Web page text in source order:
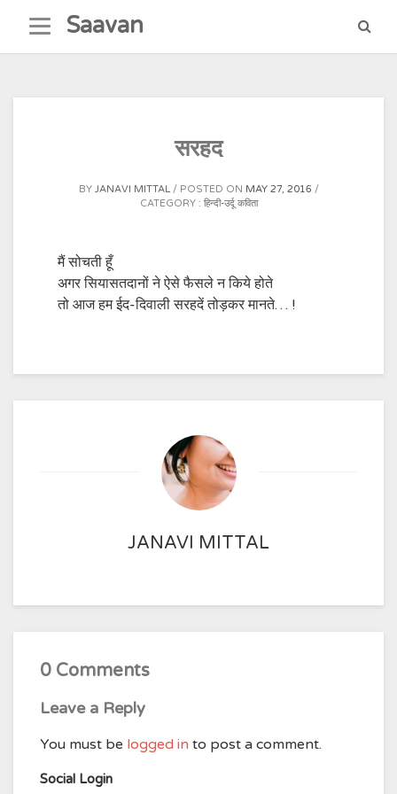
content
Saavan
सरहद
BY JANAVI MITTAL POSTED ON MAY 27, 2016
CATEGORY : हिन्दी-उर्दू कविता
मैं सोचती हूँ
अगर सियासतदानों ने ऐसे फैसले न किये होते
तो आज हम ईद-दिवाली सरहदें तोड़कर मानते… !
JANAVI MITTAL
0 Comments
Leave a Reply
You must be logged in to post a comment.
Social Login